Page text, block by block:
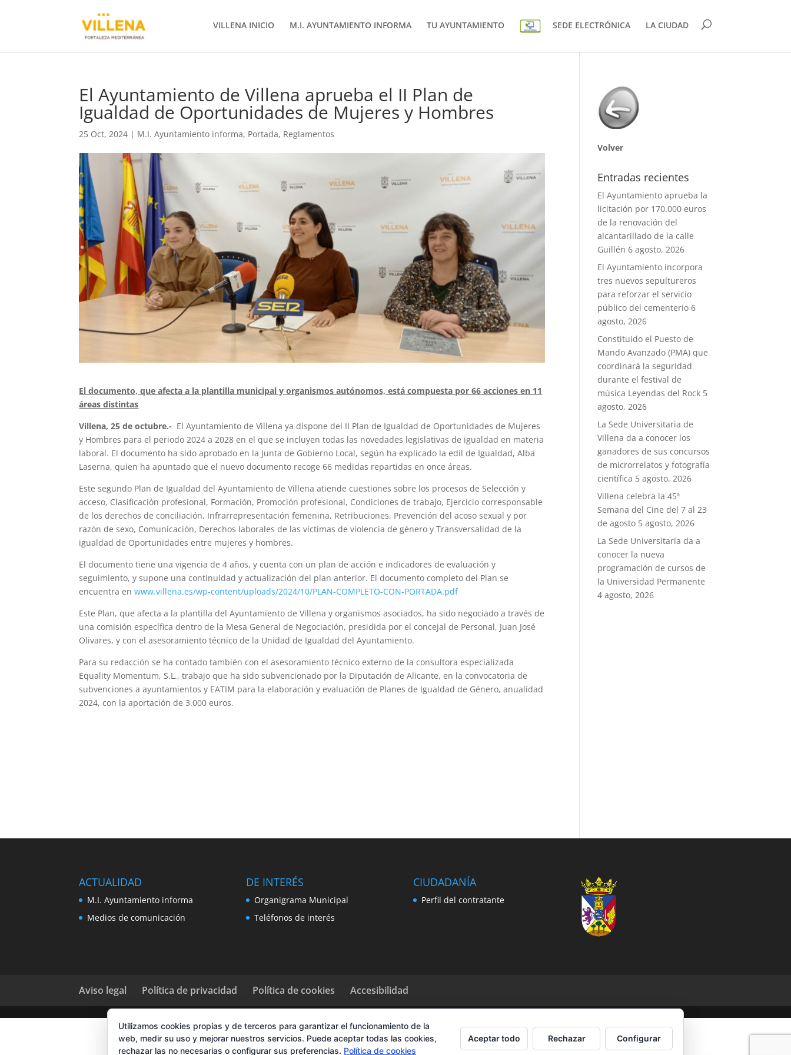
VILLENA INICIO M.I. AYUNTAMIENTO INFORMA TU AYUNTAMIENTO SEDE ELECTRÓNICA LA CIUDAD
El Ayuntamiento de Villena aprueba el II Plan de
Igualdad de Oportunidades de Mujeres y Hombres
25 Oct, 2024 | M.I. Ayuntamiento informa, Portada, Reglamentos
El documento, que afecta a la plantilla municipal y organismos autónomos, está compuesta por 66 acciones en 11
áreas distintas
Villena, 25 de octubre.- El Ayuntamiento de Villena ya dispone del II Plan de Igualdad de Oportunidades de Mujeres
y Hombres para el periodo 2024 a 2028 en el que se incluyen todas las novedades legislativas de igualdad en materia
laboral. El documento ha sido aprobado en la Junta de Gobierno Local, según ha explicado la edil de Igualdad, Alba
Laserna, quien ha apuntado que el nuevo documento recoge 66 medidas repartidas en once áreas.
Este segundo Plan de Igualdad del Ayuntamiento de Villena atiende cuestiones sobre los procesos de Selección y
acceso, Clasificación profesional, Formación, Promoción profesional, Condiciones de trabajo, Ejercicio corresponsable
de los derechos de conciliación, Infrarrepresentación femenina, Retribuciones, Prevención del acoso sexual y por
razón de sexo, Comunicación, Derechos laborales de las víctimas de violencia de género y Transversalidad de la
igualdad de Oportunidades entre mujeres y hombres.
El documento tiene una vigencia de 4 años, y cuenta con un plan de acción e indicadores de evaluación y
seguimiento, y supone una continuidad y actualización del plan anterior. El documento completo del Plan se
encuentra enwww.villena.es/wp-content/uploads/2024/10/PLAN-COMPLETO-CON-PORTADA.pdf
Este Plan, que afecta a la plantilla del Ayuntamiento de Villena y organismos asociados, ha sido negociado a través de
una comisión específica dentro de la Mesa General de Negociación, presidida por el concejal de Personal, Juan José
Olivares, y con el asesoramiento técnico de la Unidad de Igualdad del Ayuntamiento.
Para su redacción se ha contado también con el asesoramiento técnico externo de la consultora especializada
Equality Momentum, S.L., trabajo que ha sido subvencionado por la Diputación de Alicante, en la convocatoria de
subvenciones a ayuntamientos y EATIM para la elaboración y evaluación de Planes de Igualdad de Género, anualidad
2024, con la aportación de 3.000 euros.
Volver
Entradas recientes
El Ayuntamiento aprueba la
licitación por 170.000 euros
de la renovación del
alcantarillado de la calle
Guillén 6 agosto, 2026
El Ayuntamiento incorpora
tres nuevos sepultureros
para reforzar el servicio
público del cementerio 6
agosto, 2026
Constituido el Puesto de
Mando Avanzado (PMA) que
coordinará la seguridad
durante el festival de
música Leyendas del Rock 5
agosto, 2026
La Sede Universitaria de
Villena da a conocer los
ganadores de sus concursos
de microrrelatos y fotografía
científica 5 agosto, 2026
Villena celebra la 45ª
Semana del Cine del 7 al 23
de agosto 5 agosto, 2026
La Sede Universitaria da a
conocer la nueva
programación de cursos de
la Universidad Permanente
4 agosto, 2026
ACTUALIDAD
M.I. Ayuntamiento informa
Medios de comunicación
DE INTERÉS
Organigrama Municipal
Teléfonos de interés
CIUDADANÍA
Perfil del contratante
Aviso legal Política de privacidad Política de cookies Accesibilidad
Utilizamos cookies propias y de terceros para garantizar el funcionamiento de la
web, medir su uso y mejorar nuestros servicios. Puede aceptar todas las cookies,
rechazar las no necesarias o configurar sus preferencias. Política de cookies
Aceptar todo Rechazar Configurar